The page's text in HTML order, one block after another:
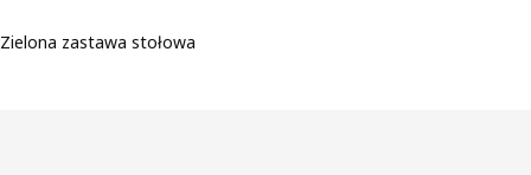
Zielona zastawa stołowa